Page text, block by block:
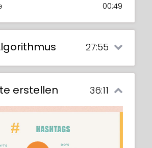
00:49
27:55
erstellen 36:11